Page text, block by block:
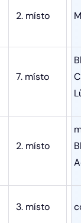
2. místo
7. místo
2. místo
3. místo